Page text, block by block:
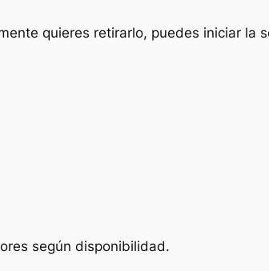
quieres retirarlo, puedes iniciar la
según disponibilidad.